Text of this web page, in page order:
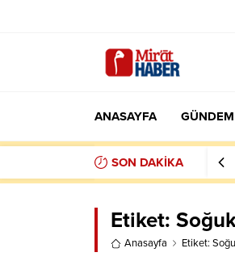
ANASAYFA GÜNDEM
SON DAKİKA
Etiket:
Anasayfa Etiket: